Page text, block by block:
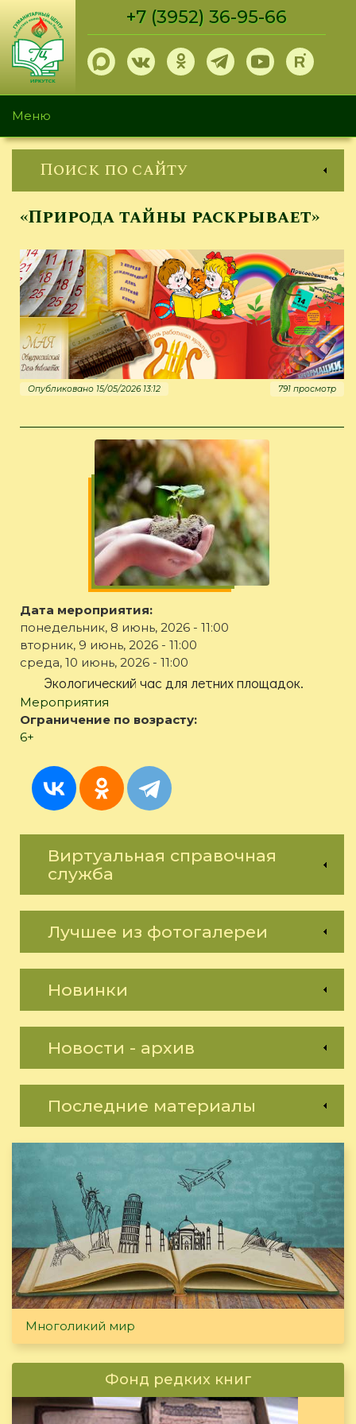
Перейти
основному
содержанию
+7 (3952) 36-95-66
Меню
Поиск по сайту
«Природа тайны раскрывает»
Опубликовано 15/05/2026 13:12 791 просмотр
Дата мероприятия:
понедельник, 8 июнь, 2026 - 11:00
вторник, 9 июнь, 2026 - 11:00
среда, 10 июнь, 2026 - 11:00
Экологический час для летних площадок.
Мероприятия
Ограничение по возрасту:
6+
Виртуальная справочная
служба
Лучшее из фотогалереи
Новинки
Новости - архив
Последние материалы
Многоликий мир
Фонд редких книг